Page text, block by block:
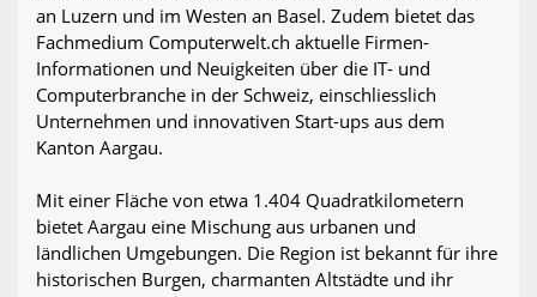
an Luzern und im Westen an Basel. Zudem bietet das
Fachmedium Computerwelt.ch aktuelle Firmen-
Informationen und Neuigkeiten über die IT- und
Computerbranche in der Schweiz, einschliesslich
Unternehmen und innovativen Start-ups aus dem
Kanton Aargau.
Mit einer Fläche von etwa 1.404 Quadratkilometern
bietet Aargau eine Mischung aus urbanen und
ländlichen Umgebungen. Die Region ist bekannt für ihre
historischen Burgen, charmanten Altstädte und ihr